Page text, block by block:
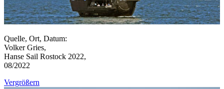
Quelle, Ort, Datum:
Volker Gries,
Hanse Sail Rostock 2022,
08/2022
Vergrößern